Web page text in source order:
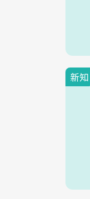
新知